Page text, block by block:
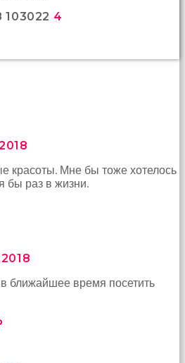
103022 4
красоты. Мне бы тоже хотелось
бы раз в жизни.
ближайшее время посетить